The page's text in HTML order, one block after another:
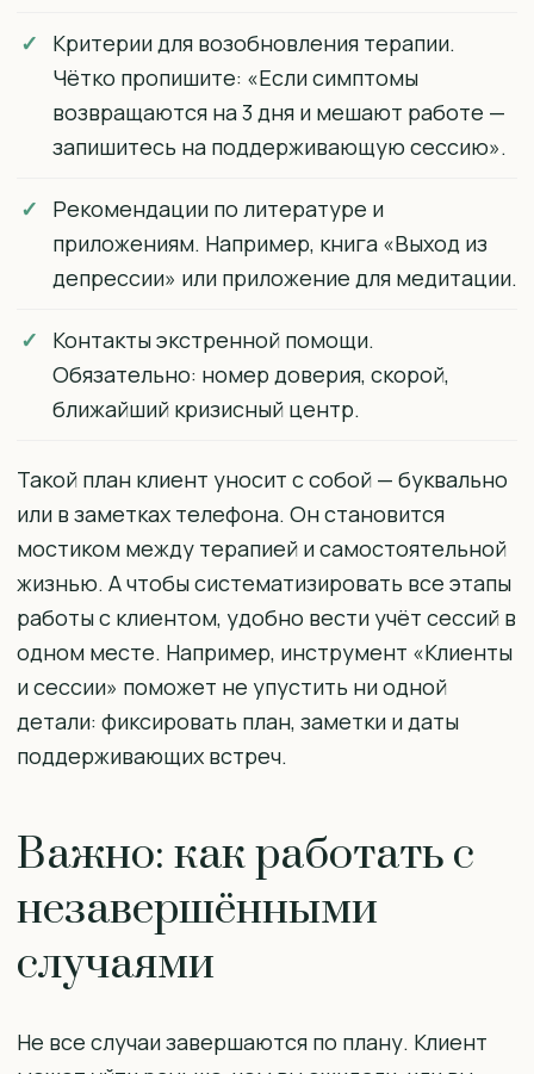
Критерии для возобновления терапии.
Чётко пропишите: «Если симптомы
возвращаются на 3 дня и мешают работе —
запишитесь на поддерживающую сессию».
Рекомендации по литературе и
приложениям. Например, книга «Выход из
депрессии» или приложение для медитации.
Контакты экстренной помощи.
Обязательно: номер доверия, скорой,
ближайший кризисный центр.
Такой план клиент уносит с собой — буквально
или в заметках телефона. Он становится
мостиком между терапией и самостоятельной
жизнью. А чтобы систематизировать все этапы
работы с клиентом, удобно вести учёт сессий в
одном месте. Например, инструмент «Клиенты
и сессии» поможет не упустить ни одной
детали: фиксировать план, заметки и даты
поддерживающих встреч.
Важно: как работать с
незавершёнными
случаями
Не все случаи завершаются по плану. Клиент